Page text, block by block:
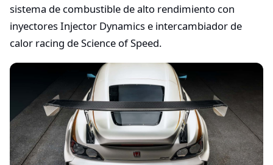
sistema de combustible de alto rendimiento con
inyectores Injector Dynamics e intercambiador de
calor racing de Science of Speed.